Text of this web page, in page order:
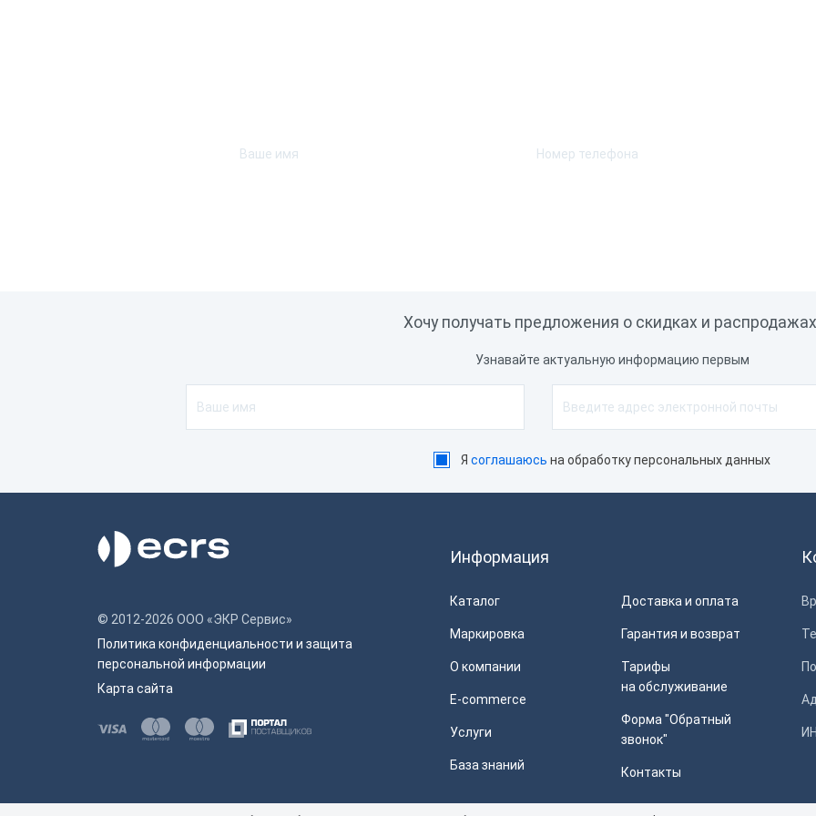
Хочу получать предложения о скидках и
Узнавайте актуальную информацию первым
Я соглашаюсь на обработку персональных данных
© 2012-2026 ООО «ЭКР Сервис»
Политика конфиденциальности и защита
персональной информации
Карта сайта
Информация
Каталог
Маркировка
О компании
E-commerce
Услуги
База знаний
Доставка и оплата
Гарантия и возврат
Тарифы
на обслуживание
Форма "Обратный
звонок"
Контакты